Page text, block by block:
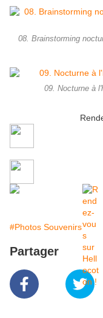
08. Brainstorming
09. Nocturne à
#Photos Souvenirs
Partager